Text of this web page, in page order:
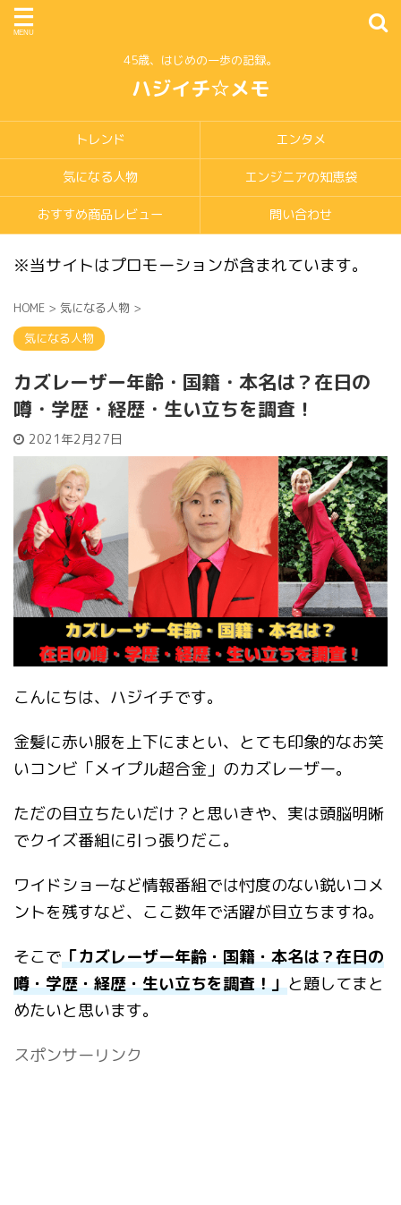
45歳、はじめの一歩の記録。
ハジイチ☆メモ
トレンド エンタメ
気になる人物 エンジニアの知恵袋
おすすめ商品レビュー 問い合わせ
※当サイトはプロモーションが含まれています。
HOME > 気になる人物 >
気になる人物
カズレーザー年齢・国籍・本名は？在日の
噂・学歴・経歴・生い立ちを調査！
2021年2月27日
こんにちは、ハジイチです。
金髪に赤い服を上下にまとい、とても印象的なお笑
いコンビ「メイプル超合金」のカズレーザー。
ただの目立ちたいだけ？と思いきや、実は頭脳明晰
でクイズ番組に引っ張りだこ。
ワイドショーなど情報番組では忖度のない鋭いコメ
ントを残すなど、ここ数年で活躍が目立ちますね。
そこで「カズレーザー年齢・国籍・本名は？在日の
噂・学歴・経歴・生い立ちを調査！」と題してまと
めたいと思います。
スポンサーリンク